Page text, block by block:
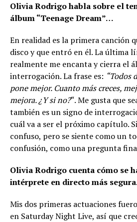
Olivia Rodrigo habla sobre el
álbum “Teenage Dream”…
En realidad es la primera canción
disco y que entró en él. La última
realmente me encanta y cierra el
interrogación. La frase es: “Todos
pone mejor. Cuanto más creces,
mejora. ¿Y si no?“. Me gusta que
también es un signo de
cuál va a ser el próximo capítulo.
confuso, pero se siente como un
confusión, como una pregunta
Olivia Rodrigo cuenta cómo se
intérprete en directo más
Mis dos primeras actuaciones
en Saturday Night Live, así que